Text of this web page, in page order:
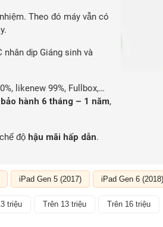
Theo đó máy vẫn có
dịp Giáng sinh và
likenew 99%, Fullbox,…
bảo hành 6 tháng – 1 năm,
độ hậu mãi hấp dẫn.
iPad Gen 5 (2017) iPad Gen 6 (2018)
triệu Trên 13 triệu Trên 16 triệu